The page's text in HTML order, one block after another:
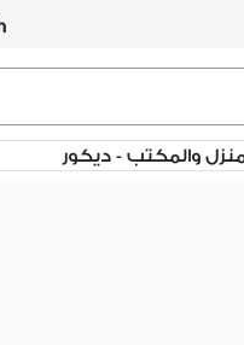
والمكتب - ديكور